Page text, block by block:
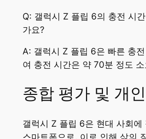
Q: 갤럭시 Z 플립 6의 충전 시
가요?
A: 갤럭시 Z 플립 6은 빠른 충
여 충전 시간은 약 70분 정도
종합 평가 및 개
갤럭시 Z 플립 6은 현대 사회에
스마트폰으로, 이로 인해 삶의